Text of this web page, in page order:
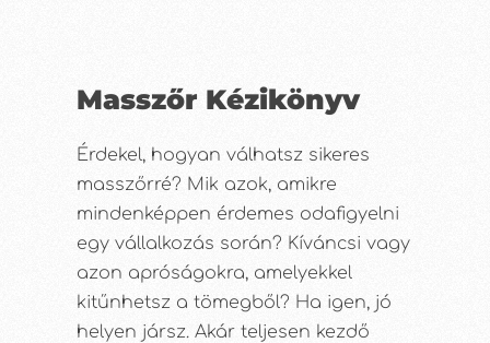
Masszőr Kézikönyv
Érdekel, hogyan válhatsz sikeres
masszőrré? Mik azok, amikre
mindenképpen érdemes odafigyelni
egy vállalkozás során? Kíváncsi vagy
azon apróságokra, amelyekkel
kitűnhetsz a tömegből? Ha igen, jó
helyen jársz. Akár teljesen kezdő